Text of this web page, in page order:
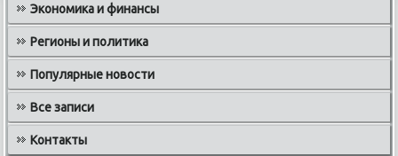
Экономика и финансы
Регионы и политика
Популярные новости
Все записи
Контакты